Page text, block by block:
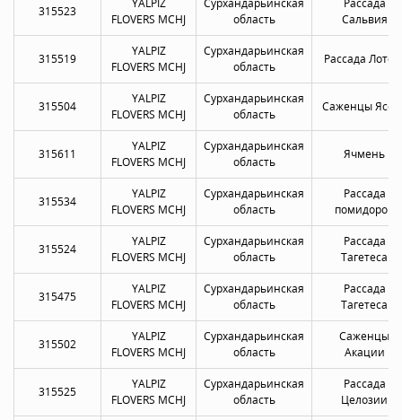
315523
YALPIZ
FLOVERS MCHJ
Сурхандарьинская
область
Рассада
Сальвия
315519
YALPIZ
FLOVERS MCHJ
Сурхандарьинская
область
Рассада
315504
YALPIZ
FLOVERS MCHJ
Сурхандарьинская
область
Саженцы
315611
YALPIZ
FLOVERS MCHJ
Сурхандарьинская
область
Ячмень
315534
YALPIZ
FLOVERS MCHJ
Сурхандарьинская
область
Рассада
помидоров
315524
YALPIZ
FLOVERS MCHJ
Сурхандарьинская
область
Рассада
Тагетеса
315475
YALPIZ
FLOVERS MCHJ
Сурхандарьинская
область
Рассада
Тагетеса
315502
YALPIZ
FLOVERS MCHJ
Сурхандарьинская
область
Саженцы
Акации
315525
YALPIZ
FLOVERS MCHJ
Сурхандарьинская
область
Рассада
Целозии